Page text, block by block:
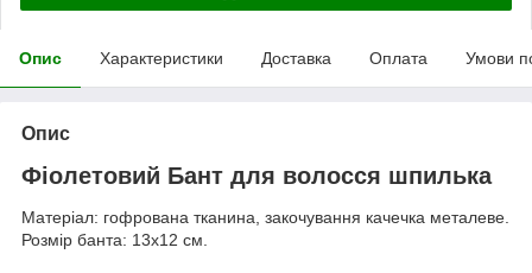
Опис Характеристики Доставка Оплата Умови
Опис
Фіолетовий Бант для волосся шпилька
Матеріал: гофрована тканина, закочування качечка металеве.
Розмір банта: 13х12 см.